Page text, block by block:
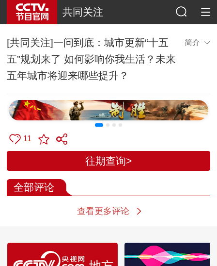
共同关注
[共同关注]一问到底：城市更新“十五
五”规划来了 如何影响你我生活？未来
五年城市将迎来哪些提升？
简介
11
往期查询>
全部评论
查看更多评论